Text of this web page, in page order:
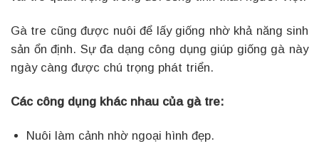
Gà tre cũng được nuôi để lấy giống nhờ khả năng sinh
sản ổn định. Sự đa dạng công dụng giúp giống gà này
ngày càng được chú trọng phát triển.
Các công dụng khác nhau của gà tre:
Nuôi làm cảnh nhờ ngoại hình đẹp.